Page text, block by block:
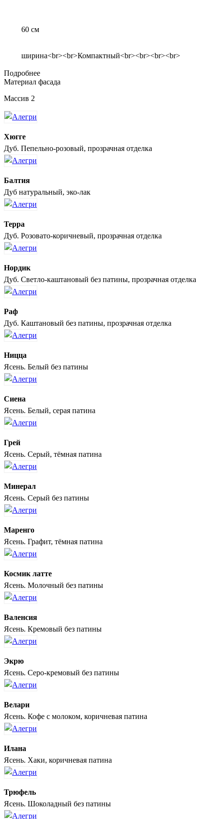
60 см
ширина<br><br>Компактный<br><br><br><br>
Подробнее
Материал фасада
Массив 2
Хюгге
Дуб. Пепельно-розовый, прозрачная отделка
Балтия
Дуб натуральный, эко-лак
Терра
Дуб. Розовато-коричневый, прозрачная отделка
Нордик
Дуб. Светло-каштановый без патины, прозрачная отделка
Раф
Дуб. Каштановый без патины, прозрачная отделка
Ницца
Ясень. Белый без патины
Сиена
Ясень. Белый, серая патина
Грей
Ясень. Серый, тёмная патина
Минерал
Ясень. Серый без патины
Маренго
Ясень. Графит, тёмная патина
Космик латте
Ясень. Молочный без патины
Валенсия
Ясень. Кремовый без патины
Экрю
Ясень. Серо-кремовый без патины
Велари
Ясень. Кофе с молоком, коричневая патина
Илана
Ясень. Хаки, коричневая патина
Трюфель
Ясень. Шоколадный без патины